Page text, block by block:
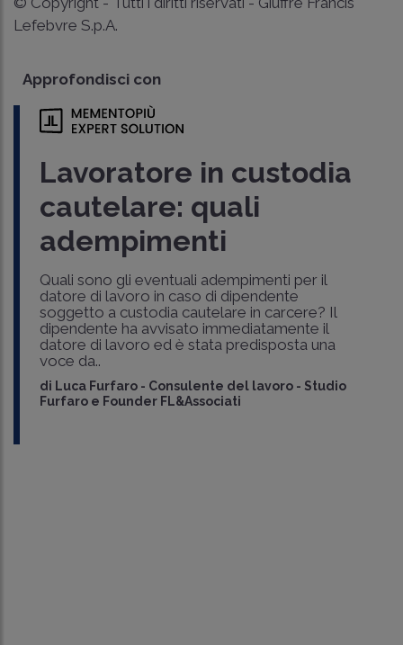
Lefebvre S.p.A.
Approfondisci con
Lavoratore in custodia
cautelare: quali
adempimenti
Quali sono gli eventuali adempimenti per il
datore di lavoro in caso di dipendente
soggetto a custodia cautelare in carcere? Il
dipendente ha avvisato immediatamente il
datore di lavoro ed è stata predisposta una
voce da..
di Luca Furfaro - Consulente del lavoro - Studio
Furfaro e Founder FL&Associati